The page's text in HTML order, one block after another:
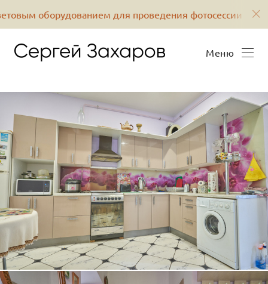
для проведения фотосессии на вашей территории
Меню